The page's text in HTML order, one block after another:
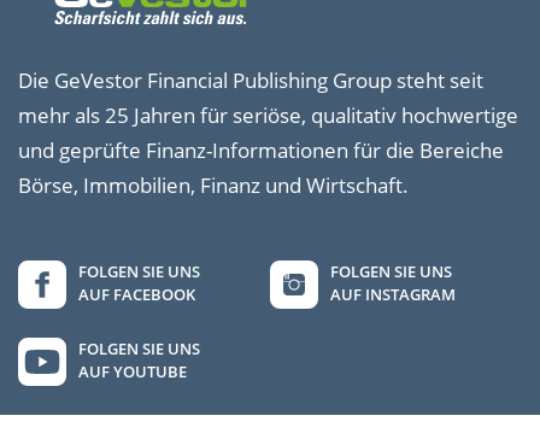
Die GeVestor Financial Publishing Group steht seit
mehr als 25 Jahren für seriöse, qualitativ hochwertige
und geprüfte Finanz-Informationen für die Bereiche
Börse, Immobilien, Finanz und Wirtschaft.
FOLGEN SIE UNS
AUF FACEBOOK
FOLGEN SIE UNS
AUF INSTAGRAM
FOLGEN SIE UNS
AUF YOUTUBE